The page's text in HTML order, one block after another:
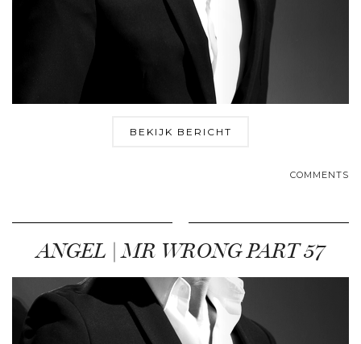
BEKIJK BERICHT
COMMENTS
ANGEL | MR WRONG PART 57